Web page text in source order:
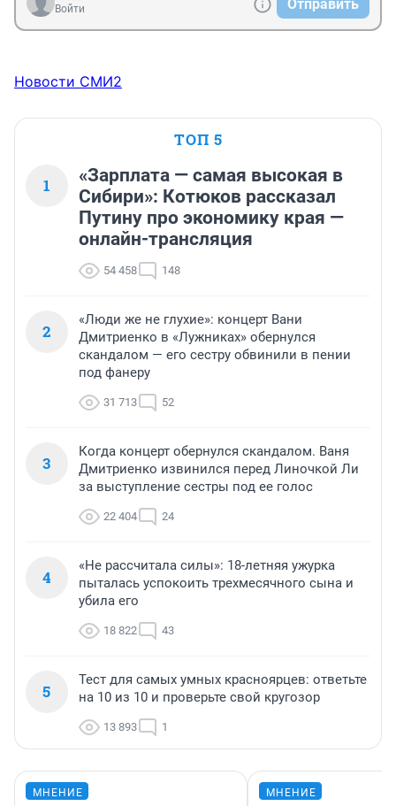
Войти
Отправить
Новости СМИ2
ТОП 5
1
«Зарплата — самая высокая в
Сибири»: Котюков рассказал
Путину про экономику края —
онлайн-трансляция
54 458 148
2
«Люди же не глухие»: концерт Вани
Дмитриенко в «Лужниках» обернулся
скандалом — его сестру обвинили в пении
под фанеру
31 713 52
3
Когда концерт обернулся скандалом. Ваня
Дмитриенко извинился перед Линочкой Ли
за выступление сестры под ее голос
22 404 24
4
«Не рассчитала силы»: 18-летняя ужурка
пыталась успокоить трехмесячного сына и
убила его
18 822 43
5
Тест для самых умных красноярцев: ответьте
на 10 из 10 и проверьте свой кругозор
13 893 1
МНЕНИЕ МНЕНИЕ